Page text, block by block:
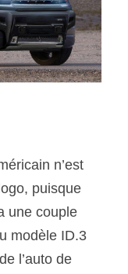
n’est
puisque
une couple
modèle ID.3
l’auto de